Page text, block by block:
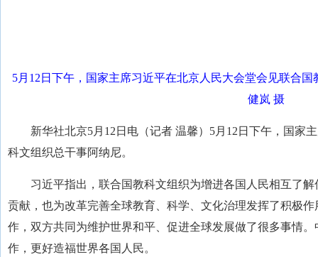
5月12日下午，国家主席习近平在北京人民大会堂会见联合
健岚 摄
新华社北京5月12日电（记者 温馨）5月12日下午，国家
科文组织总干事阿纳尼。
习近平指出，联合国教科文组织为增进各国人民相互了
贡献，也为改革完善全球教育、科学、文化治理发挥了积极
作，双方共同为维护世界和平、促进全球发展做了很多事情
作，更好造福世界各国人民。